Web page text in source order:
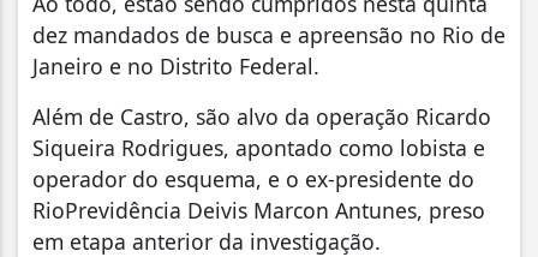
dez mandados de busca e apreensão no Rio de
Janeiro e no Distrito Federal.
Além de Castro, são alvo da operação Ricardo
Siqueira Rodrigues, apontado como lobista e
operador do esquema, e o ex-presidente do
RioPrevidência Deivis Marcon Antunes, preso
em etapa anterior da investigação.